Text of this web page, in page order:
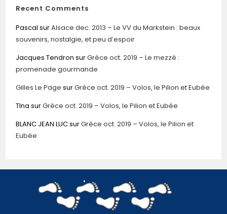
Recent Comments
Pascal surAlsace dec. 2013 – Le VV du Markstein : beaux
souvenirs, nostalgie, et peu d’espoir
Jacques Tendron surGrèce oct. 2019 – Le mezzé :
promenade gourmande
Gilles Le Page surGrèce oct. 2019 – Volos, le Pilion et Eubée
TIna surGrèce oct. 2019 – Volos, le Pilion et Eubée
BLANC JEAN LUCsurGrèce oct. 2019 – Volos, le Pilion et
Eubée